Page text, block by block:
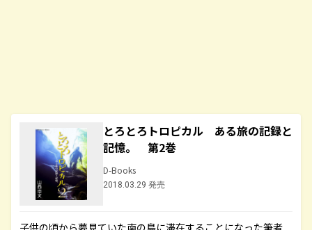
とろとろトロピカル ある旅の記録と
記憶。 第2巻
D-Books
2018.03.29 発売
子供の頃から夢見ていた南の島に滞在することになった筆者